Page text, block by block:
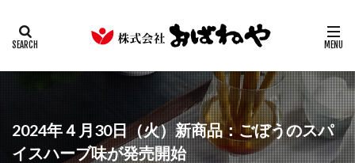
2024年４月30日（火）新商品：ごぼうのスパ
イスハーブ味が発売開始
カテゴリー
検索